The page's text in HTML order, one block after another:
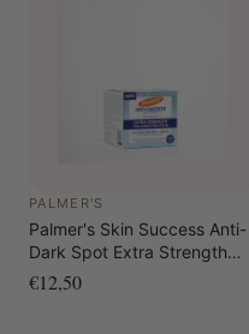
PALMER'S
Palmer's Skin Success Anti-
Dark Spot Extra Strength
Tone Correcting Cream 75
€12,50